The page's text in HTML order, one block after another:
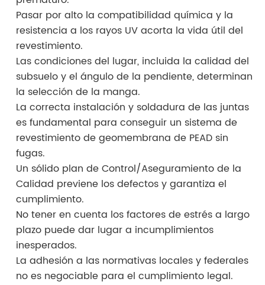
Pasar por alto la compatibilidad química y la
resistencia a los rayos UV acorta la vida útil del
revestimiento.
Las condiciones del lugar, incluida la calidad del
subsuelo y el ángulo de la pendiente, determinan
la selección de la manga.
La correcta instalación y soldadura de las juntas
es fundamental para conseguir un sistema de
revestimiento de geomembrana de PEAD sin
fugas.
Un sólido plan de Control/Aseguramiento de la
Calidad previene los defectos y garantiza el
cumplimiento.
No tener en cuenta los factores de estrés a largo
plazo puede dar lugar a incumplimientos
inesperados.
La adhesión a las normativas locales y federales
no es negociable para el cumplimiento legal.